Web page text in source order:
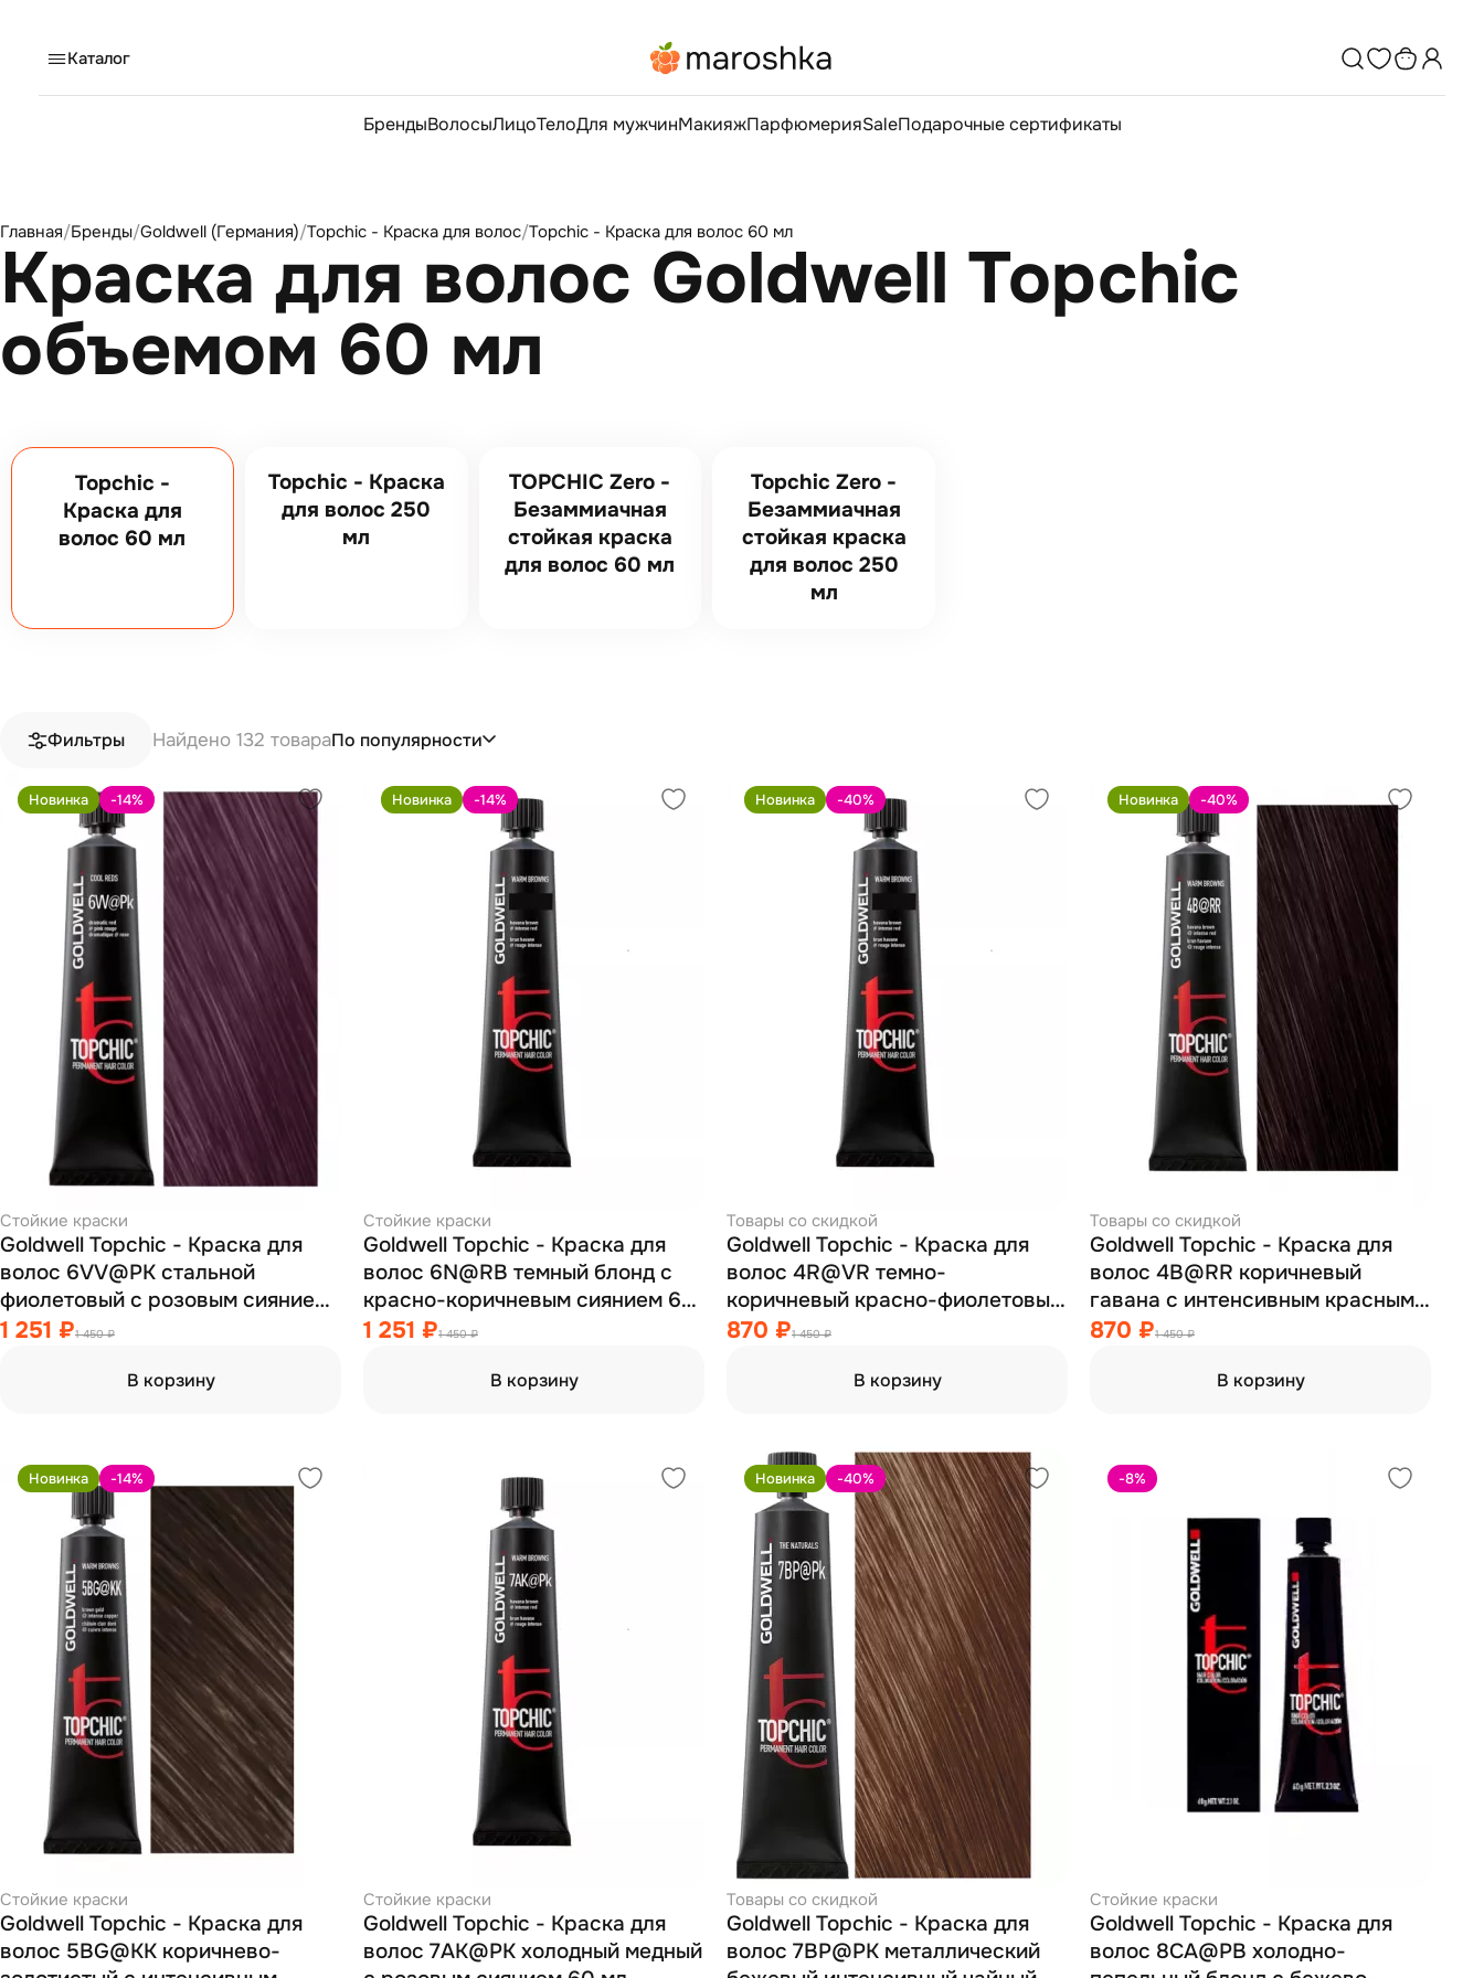
Каталог
БрендыВолосыЛицоТелоДля мужчинМакияжПарфюмерияSaleПодарочные сертификаты
Главная/Бренды/Goldwell (Германия)/Topchic - Краска для волос/Topchic - Краска для волос 60 мл
Краска для волос Goldwell Topchic
объемом 60 мл
Topchic -
Краска для
волос 60 мл
Topchic - Краска
для волос 250
мл
TOPCHIC Zero -
Безаммиачная
стойкая краска
для волос 60 мл
Topchic Zero -
Безаммиачная
стойкая краска
для волос 250
мл
Фильтры Найдено 132 товараПо популярности
Новинка -14%
Стойкие краски
Goldwell Topchic - Краска для
волос 6VV@PK стальной
фиолетовый с розовым сиянием
60 мл
1 251 ₽1 450 ₽
В корзину
Новинка -14%
Стойкие краски
Goldwell Topchic - Краска для
волос 6N@RB темный блонд с
красно-коричневым сиянием 60
мл
1 251 ₽1 450 ₽
В корзину
Новинка -40%
Товары со скидкой
Goldwell Topchic - Краска для
волос 4R@VR темно-
коричневый красно-фиолетовый
60 мл
870 ₽1 450 ₽
В корзину
Новинка -40%
Товары со скидкой
Goldwell Topchic - Краска для
волос 4B@RR коричневый
гавана с интенсивным красным
сиянием 60 мл
870 ₽1 450 ₽
В корзину
Новинка -14%
Стойкие краски
Goldwell Topchic - Краска для
волос 5BG@KK коричнево-
Стойкие краски
Goldwell Topchic - Краска для
волос 7AK@PK холодный медный
Новинка -40%
Товары со скидкой
Goldwell Topchic - Краска для
волос 7BP@PK металлический
-8%
Стойкие краски
Goldwell Topchic - Краска для
волос 8CA@PB холодно-